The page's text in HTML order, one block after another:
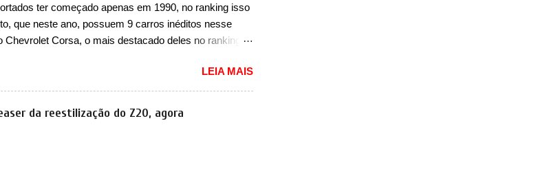
era improvável pensar que uma picape chagaria ao
que só a Strada fez. Mais do que isso: ela é a
ganhando se mexe sim. Ao longo da sua história,
ter começado apenas em 1990, no ranking isso
que neste ano, possuem 9 carros inéditos nesse
Corsa, o mais destacado deles no ranking
assustou a concorrência. Nesse ano também era
Gol que depois de 14 anos ganhava uma
de "Bolinha" por suas formas arredondadas.
fazia sua estréia no mercado. Era o Pointer, versão
alemães, japoneses e coreanos que chegaram
LEIA MAIS
da reestilização do Z20, agora